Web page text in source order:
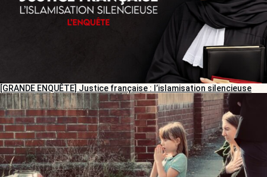
[GRANDE ENQUÊTE] Justice française : l’islamisation silencieuse